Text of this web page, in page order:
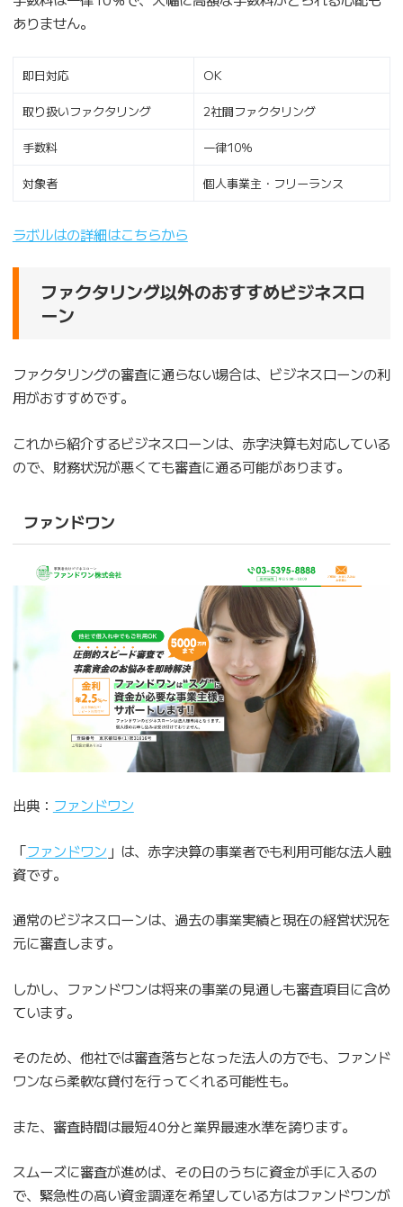
ありません。
即日対応 OK
取り扱いファクタリング 2社間ファクタリング
手数料 一律10％
対象者 個人事業主・フリーランス
ラボルはの詳細はこちらから
ファクタリング以外のおすすめビジネスロ
ーン
ファクタリングの審査に通らない場合は、ビジネスローンの利
用がおすすめです。
これから紹介するビジネスローンは、赤字決算も対応している
ので、財務状況が悪くても審査に通る可能があります。
ファンドワン
出典： ファンドワン
「ファンドワン 」は、赤字決算の事業者でも利用可能な法人融
資です。
通常のビジネスローンは、過去の事業実績と現在の経営状況を
元に審査します。
しかし、ファンドワンは将来の事業の見通しも審査項目に含め
ています。
そのため、他社では審査落ちとなった法人の方でも、ファンド
ワンなら柔軟な貸付を行ってくれる可能性も。
また、審査時間は最短40分と業界最速水準を誇ります。
スムーズに審査が進めば、その日のうちに資金が手に入るの
で、緊急性の高い資金調達を希望している方はファンドワンが